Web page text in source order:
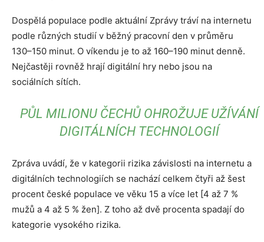
Dospělá populace podle aktuální Zprávy tráví na internetu
podle různých studií v běžný pracovní den v průměru
130–150 minut. O víkendu je to až 160–190 minut denně.
Nejčastěji rovněž hrají digitální hry nebo jsou na
sociálních sítích.
PŮL MILIONU ČECHŮ OHROŽUJE UŽÍVÁNÍ
DIGITÁLNÍCH TECHNOLOGIÍ
Zpráva uvádí, že v kategorii rizika závislosti na internetu a
digitálních technologiích se nachází celkem čtyři až šest
procent české populace ve věku 15 a více let [4 až 7 %
mužů a 4 až 5 % žen]. Z toho až dvě procenta spadají do
kategorie vysokého rizika.